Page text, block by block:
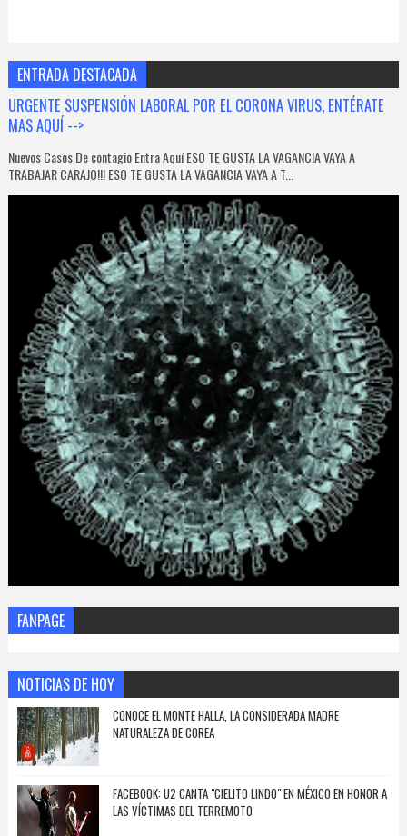
ENTRADA DESTACADA
URGENTE SUSPENSIÓN LABORAL POR EL CORONA VIRUS, ENTÉRATE
MAS AQUÍ -->
Nuevos Casos De contagio Entra Aquí ESO TE GUSTA LA VAGANCIA VAYA A
TRABAJAR CARAJO!!! ESO TE GUSTA LA VAGANCIA VAYA A T...
FANPAGE
NOTICIAS DE HOY
CONOCE EL MONTE HALLA, LA CONSIDERADA MADRE
NATURALEZA DE COREA
FACEBOOK: U2 CANTA "CIELITO LINDO" EN MÉXICO EN HONOR A
LAS VÍCTIMAS DEL TERREMOTO